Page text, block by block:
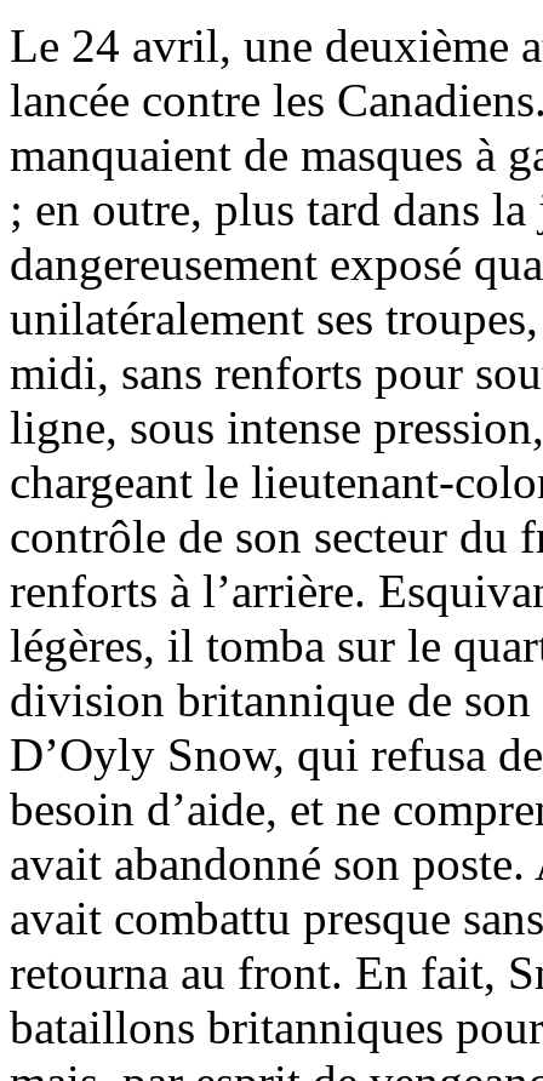
Le 24 avril, une deuxième
lancée contre les
manquaient de masques à
; en outre, plus tard dans
dangereusement exposé
unilatéralement ses
midi, sans renforts pour
ligne, sous intense
chargeant le lieutenant-
contrôle de son secteur du
renforts à l’arrière.
légères, il tomba sur le
division britannique de son
D’Oyly Snow, qui refusa
besoin d’aide, et ne
avait abandonné son
avait combattu presque
retourna au front. En fait,
bataillons britanniques